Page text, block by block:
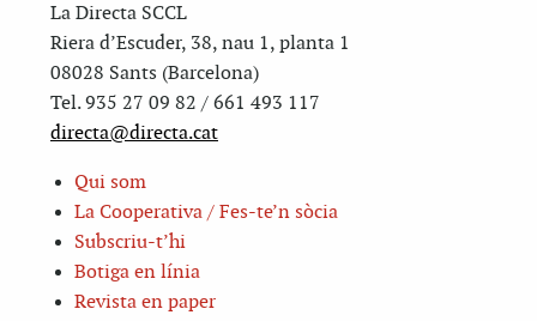
La Directa SCCL
Riera d’Escuder, 38, nau 1, planta 1
08028 Sants (Barcelona)
Tel. 935 27 09 82 / 661 493 117
directa@directa.cat
Qui som
La Cooperativa / Fes-te’n sòcia
Subscriu-t’hi
Botiga en línia
Revista en paper